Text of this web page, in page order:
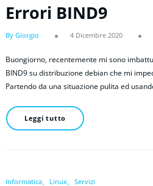
Errori BIND9
By Giorgio 4 Dicembre 2020
Buongiorno, recentemente mi sono
BIND9 su distribuzione debian che mi
Partendo da una situazione pulita ed
Leggi tutto
Informatica Linux Servizi